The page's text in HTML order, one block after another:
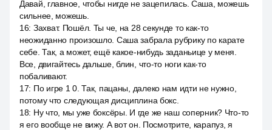
Давай, главное, чтобы нигде не зацепилась. Саша, можешь
сильнее, можешь.
16: Захват. Пошёл. Ты че, на 28 секунде то как-то
неожиданно произошло. Саша забрала рубрику по карате
себе. Так, а может, ещё какое-нибудь заданьице у меня.
Все, двигайтесь дальше, блин, что-то ноги как-то
побаливают.
17: По игре 1 0. Так, пацаны, далеко нам идти не нужно,
потому что следующая дисциплина бокс.
18: Ну что, мы уже боксёры. И где же наш соперник? Что-то
я его вообще не вижу. А вот он. Посмотрите, карапуз, я